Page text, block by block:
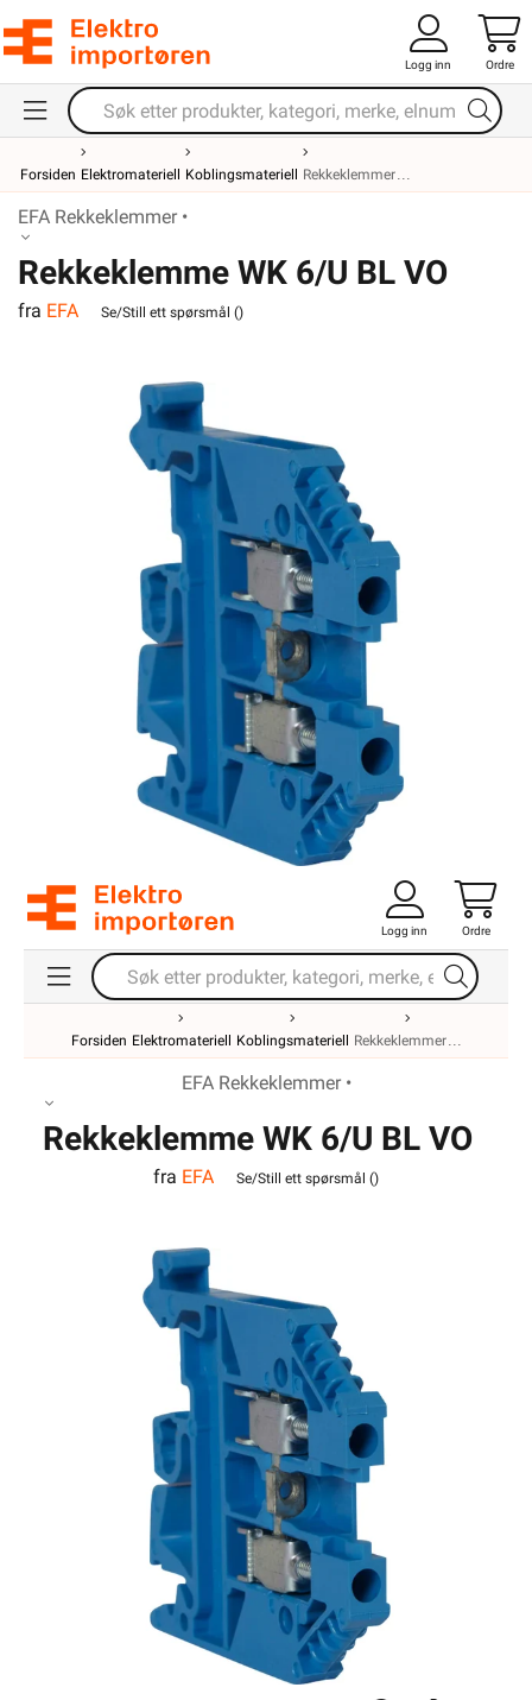
Logg inn Ordre
Forsiden Elektromateriell Koblingsmateriell Rekkeklemmer
EFA Rekkeklemmer •
Rekkeklemme WK 6/U BL VO
fra EFA Se/Still ett spørsmål ()
Logg inn Ordre
Forsiden Elektromateriell Koblingsmateriell Rekkeklemmer
EFA Rekkeklemmer •
Rekkeklemme WK 6/U BL VO
fra EFA Se/Still ett spørsmål ()